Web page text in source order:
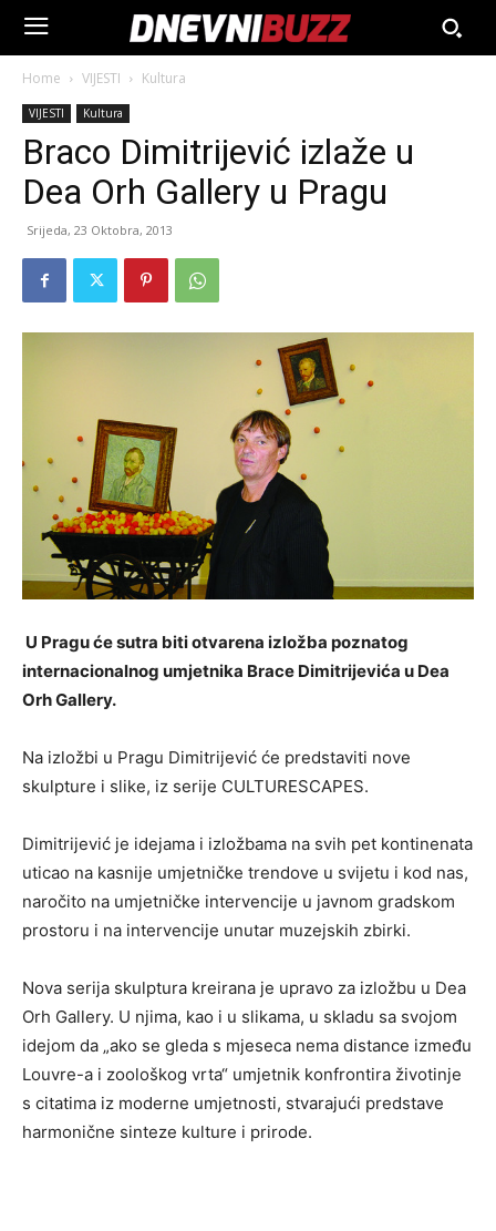
Home VIJESTI Kultura
VIJESTI Kultura
Braco Dimitrijević izlaže u
Dea Orh Gallery u Pragu
Srijeda, 23 Oktobra, 2013
U Pragu će sutra biti otvarena izložba poznatog
internacionalnog umjetnika Brace Dimitrijevića u Dea
Orh Gallery.
Na izložbi u Pragu Dimitrijević će predstaviti nove
skulpture i slike, iz serije CULTURESCAPES.
Dimitrijević je idejama i izložbama na svih pet kontinenata
uticao na kasnije umjetničke trendove u svijetu i kod nas,
naročito na umjetničke intervencije u javnom gradskom
prostoru i na intervencije unutar muzejskih zbirki.
Nova serija skulptura kreirana je upravo za izložbu u Dea
Orh Gallery. U njima, kao i u slikama, u skladu sa svojom
idejom da „ako se gleda s mjeseca nema distance između
Louvre-a i zoološkog vrta“ umjetnik konfrontira životinje
s citatima iz moderne umjetnosti, stvarajući predstave
harmonične sinteze kulture i prirode.